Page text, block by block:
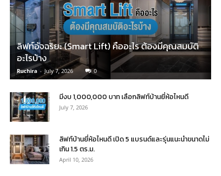
ลิฟท์อัจฉริยะ (Smart Lift) คืออะไร ต้องมีคุณสมบัติ
อะไรบ้าง
Ruchira - July 7, 2026 0
มีงบ 1,000,000 บาท เลือกลิฟท์บ้านยี่ห้อไหนดี
July 7, 2026
ลิฟท์บ้านยี่ห้อไหนดี เปิด 5 แบรนด์และรุ่นแนะนำขนาดไม่
เกิน 1.5 ตร.ม.
April 10, 2026